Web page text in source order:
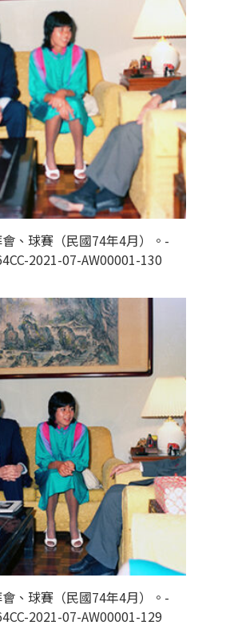
、球賽（民國74年4月）。-
2021-07-AW00001-130
、球賽（民國74年4月）。-
2021-07-AW00001-129